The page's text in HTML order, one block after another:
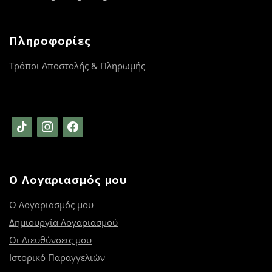
Πληροφορίες
Τρόποι Αποστολής & Πληρωμής
tiktok instagramfacebook
Ο Λογαριασμός μου
Ο Λογαριασμός μου
Δημιουργία Λογαριασμού
Οι Διευθύνσεις μου
Ιστορικό Παραγγελιών